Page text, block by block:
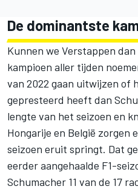
De dominantste
Kunnen we Verstappen
kampioen aller tijden
van 2022 gaan uitwijzen of
gepresteerd heeft dan
lengte van het seizoen en
Hongarije en België zorgen
seizoen eruit springt. Dat
eerder aangehaalde F1-
Schumacher 11 van de 17